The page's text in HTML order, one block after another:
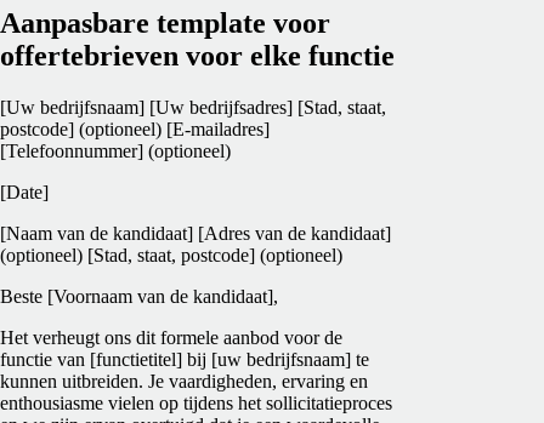
Aanpasbare template voor
offertebrieven voor elke functie
[Uw bedrijfsnaam] [Uw bedrijfsadres] [Stad, staat,
postcode] (optioneel) [E-mailadres]
[Telefoonnummer] (optioneel)
[Date]
[Naam van de kandidaat] [Adres van de kandidaat]
(optioneel) [Stad, staat, postcode] (optioneel)
Beste [Voornaam van de kandidaat],
Het verheugt ons dit formele aanbod voor de
functie van [functietitel] bij [uw bedrijfsnaam] te
kunnen uitbreiden. Je vaardigheden, ervaring en
enthousiasme vielen op tijdens het sollicitatieproces